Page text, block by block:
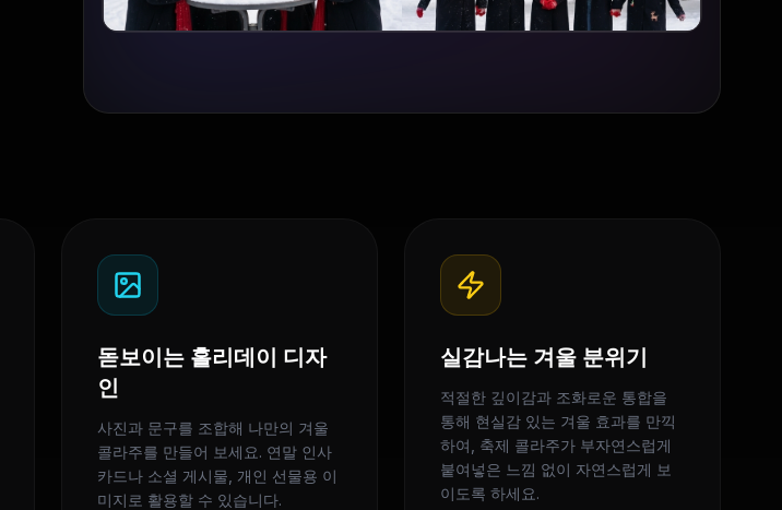
돋보이는 홀리데이 디자
인
사진과 문구를 조합해 나만의 겨울
콜라주를 만들어 보세요. 연말 인사
카드나 소셜 게시물, 개인 선물용 이
미지로 활용할 수 있습니다.
실감나는 겨울 분위기
적절한 깊이감과 조화로운 통합을
통해 현실감 있는 겨울 효과를 만끽
하여, 축제 콜라주가 부자연스럽게
붙여넣은 느낌 없이 자연스럽게 보
이도록 하세요.